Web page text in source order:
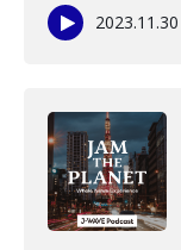
2023.11.30